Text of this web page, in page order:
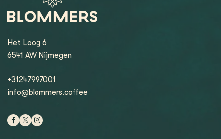
Het Loog 6
6541 AW Nijmegen
+31247997001
info@blommers.coffee